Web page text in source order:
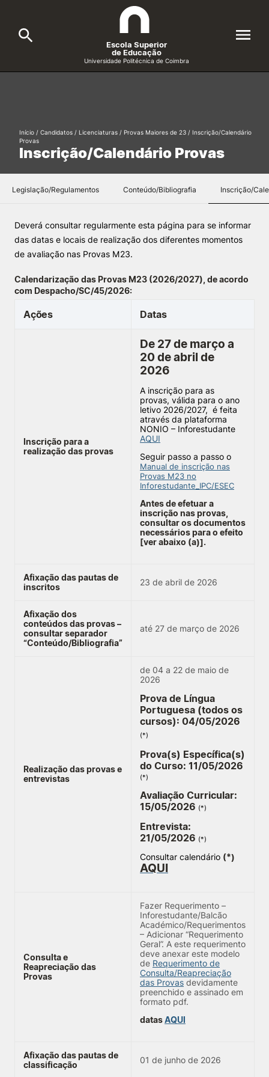
Candidatos
Docentes
Investigação e Projetos
Alunos
Knowledge Factory
Contactos Denúncias
©2026 Instituto Politécnico de Coimbra. Todos os direitos reservados.
Escola Superior
de Educação
Universidade Politécnica de Coimbra
Formative Offer
Search
Inscrição/Calendário Provas
Início / Candidatos / Licenciaturas / Provas Maiores de 23 / Inscrição/Calendário
Provas
Legislação/Regulamentos Conteúdo/Bibliografia Inscrição/
Deverá consultar regularmente esta página para se informar
das datas e locais de realização dos diferentes momentos
de avaliação nas Provas M23.
Calendarização das Provas M23 (2026/2027), de acordo
com Despacho/SC/45/2026:
Ações Datas
Inscrição para a
realização das provas
De 27 de março a
20 de abril de
2026
A inscrição para as
provas, válida para o ano
letivo 2026/2027, é feita
através da plataforma
NONIO – Inforestudante
AQUI
Seguir passo a passo o
Manual de inscrição nas
Provas M23 no
Inforestudante_IPC/ESEC
Antes de efetuar a
inscrição nas provas,
consultar os documentos
necessários para o efeito
[ver abaixo (a)].
Afixação das pautas de
inscritos
23 de abril de 2026
Afixação dos
conteúdos das provas –
consultar separador
“Conteúdo/Bibliografia”
até 27 de março de 2026
Realização das provas e
entrevistas
de 04 a 22 de maio de
2026
Prova de Língua
Portuguesa (todos os
cursos): 04/05/2026
(*)
Prova(s) Específica(s)
do Curso: 11/05/2026
(*)
Avaliação Curricular:
15/05/2026 (*)
Entrevista:
21/05/2026 (*)
Consultar calendário (*)
AQUI
Consulta e
Reapreciação das
Provas
Fazer Requerimento –
Inforestudante/Balcão
Académico/Requerimentos
– Adicionar “Requerimento
Geral”. A este requerimento
deve anexar este modelo
de Requerimento de
Consulta/Reapreciação
das Provas devidamente
preenchido e assinado em
formato pdf.
datasAQUI
Afixação das pautas de
classificação
01 de junho de 2026